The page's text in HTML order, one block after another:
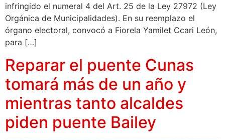
infringido el numeral 4 del Art. 25 de la Ley 27972 (Ley
Orgánica de Municipalidades). En su reemplazo el
órgano electoral, convocó a Fiorela Yamilet Ccari León,
para […]
Reparar el puente Cunas
tomará más de un año y
mientras tanto alcaldes
piden puente Bailey